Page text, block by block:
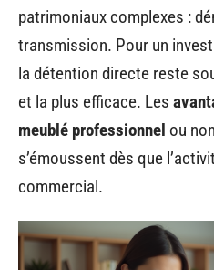
patrimoniaux complexes :
transmission. Pour un
la détention directe reste
et la plus efficace. Les
meublé professionnel ou
s’émoussent dès que
commercial.